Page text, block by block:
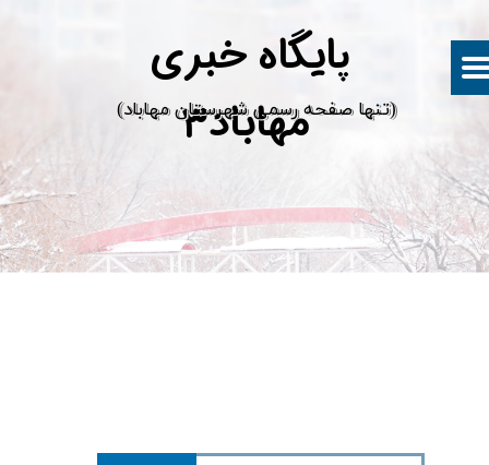
پایگاه خبری
مهاباد۳
​(تنها صفحه رسمی شهرستان مهاباد)